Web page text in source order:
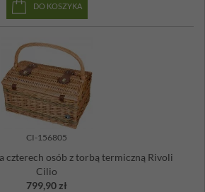
DO KOSZYKA
CI-156805
czterech osób z torbą termiczną Rivoli
Cilio
799,90 zł